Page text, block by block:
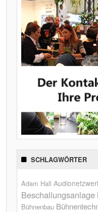
SCHLAGWÖRTER
Adam Hall
Beschallungsanlage
Bühnenbau